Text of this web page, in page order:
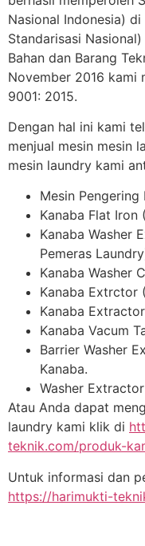
Nasional Indonesia)
Standarisasi
Bahan dan Barang
November 2016 kami
9001: 2015.
Dengan hal ini kami
menjual mesin mesin
mesin laundry kami
Mesin Pengering
Kanaba Flat Iron
Kanaba Washer
Pemeras
Kanaba Washer
Kanaba Extrctor
Kanaba
Kanaba Vacum
Barrier Washer
Kanaba.
Washer
Atau Anda dapat
laundry kami klik di
teknik.com/produk-
Untuk informasi dan
https://harimukti-